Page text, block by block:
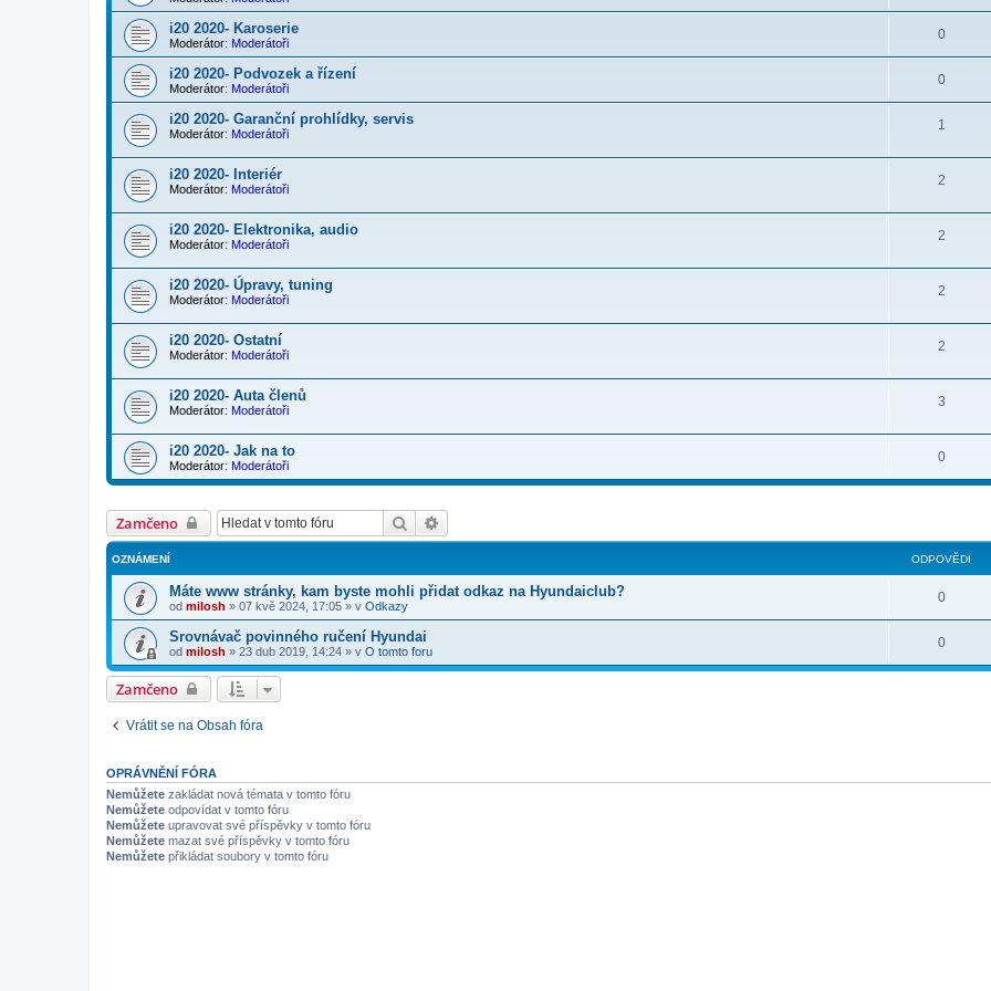
i20 2020- Karoserie
Moderátor: Moderátoři
0
i20 2020- Podvozek a řízení
Moderátor: Moderátoři
0
i20 2020- Garanční prohlídky, servis
Moderátor: Moderátoři
1
i20 2020- Interiér
Moderátor: Moderátoři
2
i20 2020- Elektronika, audio
Moderátor: Moderátoři
2
i20 2020- Úpravy, tuning
Moderátor: Moderátoři
2
i20 2020- Ostatní
Moderátor: Moderátoři
2
i20 2020- Auta členů
Moderátor: Moderátoři
3
i20 2020- Jak na to
Moderátor: Moderátoři
0
Zamčeno Hledat
OZNÁMENÍ ODPOVĚDI
Máte www stránky, kam byste mohli přidat odkaz na Hyundaiclub?
od milosh » 07 kvě 2024, 17:05 » v Odkazy
0
Srovnávač povinného ručení Hyundai
od milosh » 23 dub 2019, 14:24 » v O tomto foru
0
Zamčeno
Vrátit se na Obsah fóra
OPRÁVNĚNÍ FÓRA
Nemůžete zakládat nová témata v tomto fóru
Nemůžete odpovídat v tomto fóru
Nemůžete upravovat své příspěvky v tomto fóru
Nemůžete mazat své příspěvky v tomto fóru
Nemůžete přikládat soubory v tomto fóru